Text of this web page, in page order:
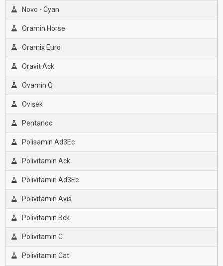
Novo - Cyan
Oramin Horse
Oramix Euro
Oravit Ack
Ovamin Q
Ovışek
Pentanoc
Polisamin Ad3Ec
Polivitamin Ack
Polivitamin Ad3Ec
Polivitamin Avis
Polivitamin Bck
Polivitamin C
Polivitamin Cat